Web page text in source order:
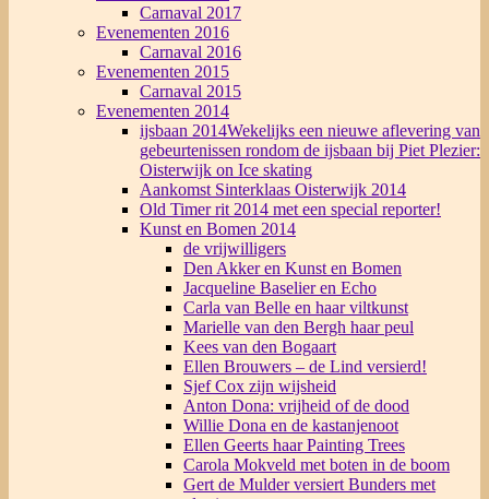
Carnaval 2017
Evenementen 2016
Carnaval 2016
Evenementen 2015
Carnaval 2015
Evenementen 2014
ijsbaan 2014Wekelijks een nieuwe aflevering van
gebeurtenissen rondom de ijsbaan bij Piet Plezier:
Oisterwijk on Ice skating
Aankomst Sinterklaas Oisterwijk 2014
Old Timer rit 2014 met een special reporter!
Kunst en Bomen 2014
de vrijwilligers
Den Akker en Kunst en Bomen
Jacqueline Baselier en Echo
Carla van Belle en haar viltkunst
Marielle van den Bergh haar peul
Kees van den Bogaart
Ellen Brouwers – de Lind versierd!
Sjef Cox zijn wijsheid
Anton Dona: vrijheid of de dood
Willie Dona en de kastanjenoot
Ellen Geerts haar Painting Trees
Carola Mokveld met boten in de boom
Gert de Mulder versiert Bunders met